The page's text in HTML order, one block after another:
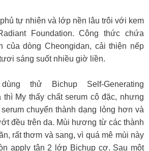
tự nhiên và lớp nền lâu trôi với kem
Foundation. Công thức chứa
của dòng Cheongidan, cải thiện nếp
sáng suốt nhiều giờ liền.
thử Bichup Self-Generating
thì My thấy chất serum cô đặc, nhưng
chuyển thành dạng lỏng hơn và
đều trên da. Mùi hương từ các thành
rất thơm và sang, vì quá mê mùi này
apply tận 2 lớp Bichup cơ. Sau một